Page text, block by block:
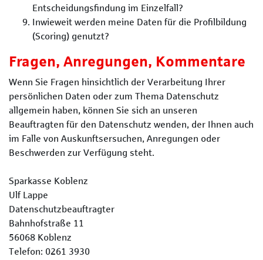
Entscheidungsfindung im Einzelfall?
Inwieweit werden meine Daten für die Profilbildung
(Scoring) genutzt?
Fragen, Anregungen, Kommentare
Wenn Sie Fragen hinsichtlich der Verarbeitung Ihrer
persönlichen Daten oder zum Thema Datenschutz
allgemein haben, können Sie sich an unseren
Beauftragten für den Datenschutz wenden, der Ihnen auch
im Falle von Auskunftsersuchen, Anregungen oder
Beschwerden zur Verfügung steht.
Sparkasse Koblenz
Ulf Lappe
Datenschutzbeauftragter
Bahnhofstraße 11
56068 Koblenz
Telefon: 0261 3930